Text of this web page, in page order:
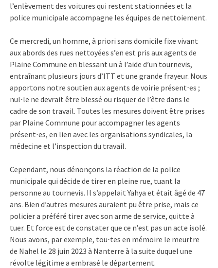
l’enlèvement des voitures qui restent stationnées et la
police municipale accompagne les équipes de nettoiement.
Ce mercredi, un homme, à priori sans domicile fixe vivant
aux abords des rues nettoyées s’en est pris aux agents de
Plaine Commune en blessant un à l’aide d’un tournevis,
entraînant plusieurs jours d’ITT et une grande frayeur. Nous
apportons notre soutien aux agents de voirie présent⋅es ;
nul⋅le ne devrait être blessé ou risquer de l’être dans le
cadre de son travail. Toutes les mesures doivent être prises
par Plaine Commune pour accompagner les agents
présent⋅es, en lien avec les organisations syndicales, la
médecine et l’inspection du travail.
Cependant, nous dénonçons la réaction de la police
municipale qui décide de tirer en pleine rue, tuant la
personne au tournevis. Il s’appelait Yahya et était âgé de 47
ans. Bien d’autres mesures auraient pu être prise, mais ce
policier a préféré tirer avec son arme de service, quitte à
tuer. Et force est de constater que ce n’est pas un acte isolé.
Nous avons, par exemple, tou⋅tes en mémoire le meurtre
de Nahel le 28 juin 2023 à Nanterre à la suite duquel une
révolte légitime a embrasé le département.